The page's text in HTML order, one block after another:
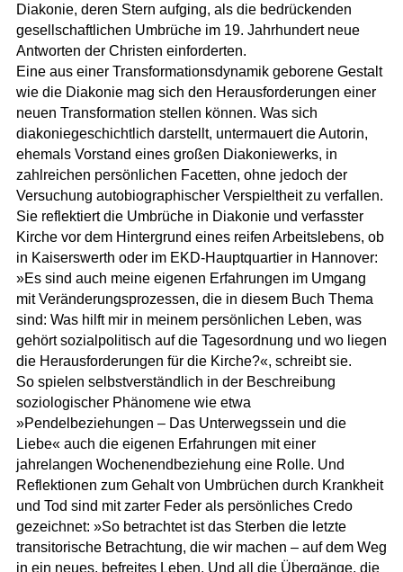
Diakonie, deren Stern aufging, als die bedrückenden
gesellschaftlichen Umbrüche im 19. Jahrhundert neue
Antworten der Christen einforderten.
Eine aus einer Transformationsdynamik geborene Gestalt
wie die Diakonie mag sich den Herausforderungen einer
neuen Transformation stellen können. Was sich
diakoniegeschichtlich darstellt, untermauert die Autorin,
ehemals Vorstand eines großen Diakoniewerks, in
zahlreichen persönlichen Facetten, ohne jedoch der
Versuchung autobiographischer Verspieltheit zu verfallen.
Sie reflektiert die Umbrüche in Diakonie und verfasster
Kirche vor dem Hintergrund eines reifen Arbeitslebens, ob
in Kaiserswerth oder im EKD-Hauptquartier in Hannover:
»Es sind auch meine eigenen Erfahrungen im Umgang
mit Veränderungsprozessen, die in diesem Buch Thema
sind: Was hilft mir in meinem persönlichen Leben, was
gehört sozialpolitisch auf die Tagesordnung und wo liegen
die Herausforderungen für die Kirche?«, schreibt sie.
So spielen selbstverständlich in der Beschreibung
soziologischer Phänomene wie etwa
»Pendelbeziehungen – Das Unterwegssein und die
Liebe« auch die eigenen Erfahrungen mit einer
jahrelangen Wochenendbeziehung eine Rolle. Und
Reflektionen zum Gehalt von Umbrüchen durch Krankheit
und Tod sind mit zarter Feder als persönliches Credo
gezeichnet: »So betrachtet ist das Sterben die letzte
transitorische Betrachtung, die wir machen – auf dem Weg
in ein neues, befreites Leben. Und all die Übergänge, die